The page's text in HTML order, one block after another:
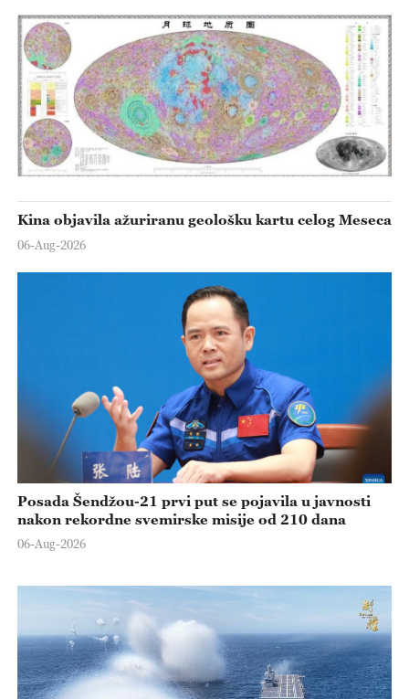
Kina objavila ažuriranu geološku kartu celog Meseca
06-Aug-2026
Posada Šendžou-21 prvi put se pojavila u javnosti
nakon rekordne svemirske misije od 210 dana
06-Aug-2026